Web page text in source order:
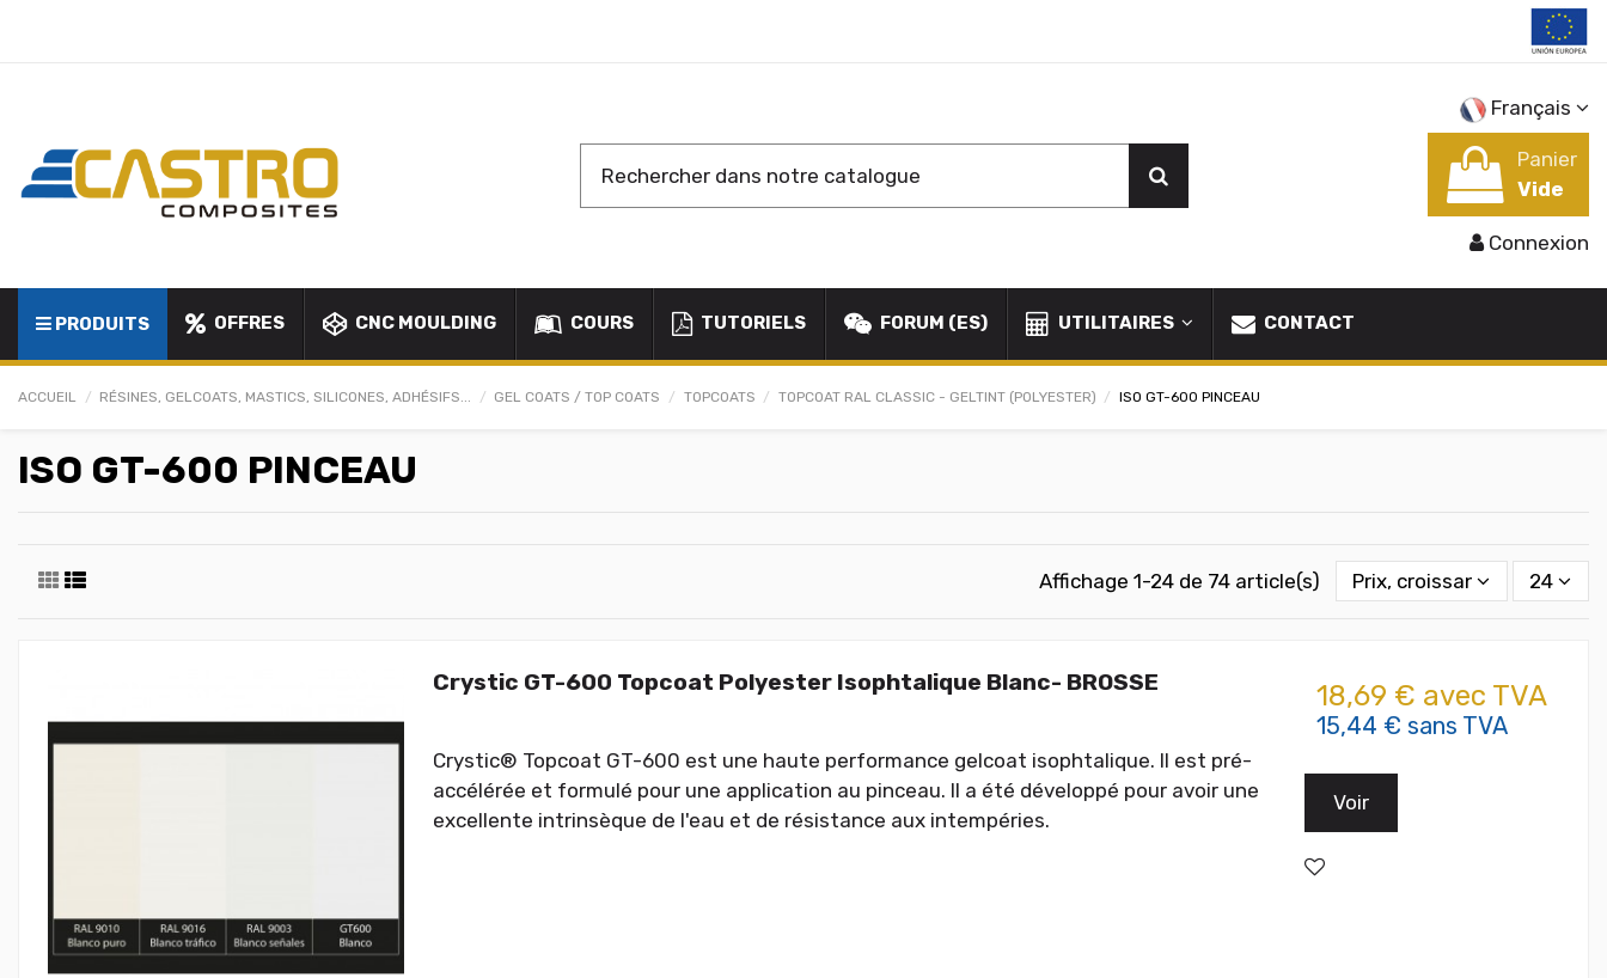
Français
Panier
Vide
Connexion
PRODUITS OFFRES CNC MOULDING COURS TUTORIELS FORUM (ES) UTILITAIRES CONTACT
ACCUEIL RÉSINES, GELCOATS, MASTICS, SILICONES, ADHÉSIFS... GEL COATS / TOP COATS TOPCOATS TOPCOAT RAL CLASSIC - GELTINT (POLYESTER) ISO GT-600 PINCEAU
ISO GT-600 PINCEAU
Affichage 1-24 de 74 article(s) Prix, croissant 24
Crystic GT-600 Topcoat Polyester Isophtalique Blanc- BROSSE
Crystic® Topcoat GT-600 est une haute performance gelcoat isophtalique. Il est pré-
accélérée et formulé pour une application au pinceau. Il a été développé pour avoir une
excellente intrinsèque de l'eau et de résistance aux intempéries.
18,69 € avec TVA
15,44 € sans TVA
Voir